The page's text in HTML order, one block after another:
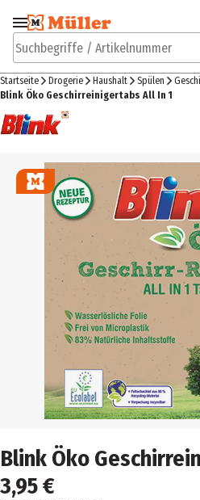
Zur Navigation
springen
Suchbegriffe / Artikelnummer
Startseite Drogerie Haushalt Spülen
Blink Öko Geschirreinigertabs All In 1
Blink Öko
3,95 €